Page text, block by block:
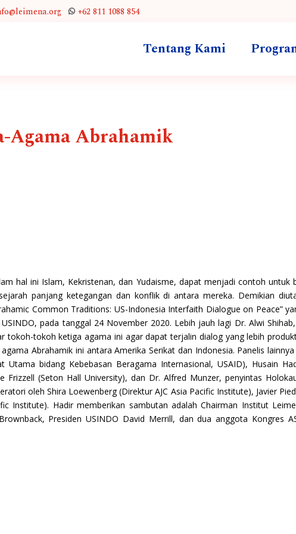
+62 811 1088 854
Tentang Kami
Agama Abrahamik
hal ini Islam, Kekristenan, dan Yudaisme, dapat menjadi contoh untuk
panjang ketegangan dan konflik di antara mereka. Demikian
Common Traditions: US-Indonesia Interfaith Dialogue on Peace”
pada tanggal 24 November 2020. Lebih jauh lagi Dr. Alwi
tokoh-tokoh ketiga agama ini agar dapat terjalin dialog yang lebih
Abrahamik ini antara Amerika Serikat dan Indonesia. Panelis
Utama bidang Kebebasan Beragama Internasional, USAID), Husain
Frizzell (Seton Hall University), dan Dr. Alfred Munzer, penyintas
oleh Shira Loewenberg (Direktur AJC Asia Pacific Institute), Javier
Institute). Hadir memberikan sambutan adalah Chairman Institut
Presiden USINDO David Merrill, dan dua anggota Kongres